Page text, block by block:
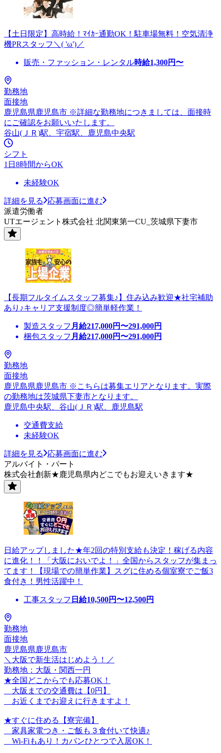
【土日限定】高時給！ﾏｲｶｰ通勤OK！駐車場無料！空気清浄
機PRスタッフ＼( 'ω')／
販売・ファッション・レンタル時給1,300円〜
勤務地
面接地
鹿児島県鹿児島市 ※詳細な勤務地につきましては、面接時
にご確認をお願いいたします。
谷山(ＪＲ)駅、宇宿駅、鹿児島中央駅
シフト
1日8時間からOK
未経験OK
詳細を見る
応募画面に進む
派遣労働者
UTエージェント株式会社 北関東第一CU_茨城県下妻市
【長期フルタイムスタッフ募集♪】住み込み歓迎★社宅補助
あり♪キャリア支援制度◎簡単軽作業！
製造スタッフ 月給217,000円〜291,000円
梱包スタッフ 月給217,000円〜291,000円
勤務地
面接地
鹿児島県鹿児島市 ※こちらは募集エリアとなります。実際
の勤務地は茨城県下妻市となります。
鹿児島中央駅、谷山(ＪＲ)駅、鹿児島駅
交通費支給
未経験OK
詳細を見る
応募画面に進む
アルバイト・パート
株式会社創新★鹿児島県内どこでもお迎えいきます★
日給アップしました★年2回の特別支給も決定！稼げる内容
に進化！！「大阪においでよ！」全国からスタッフが集まっ
てます！【現場での簡単作業】スグに住める個室寮でご飯3
食付き！男性活躍中！
工事スタッフ 日給10,500円〜12,500円
勤務地
面接地
鹿児島県鹿児島市
＼大阪で新生活はじめよう！／
勤務地：大阪・関西一円
★全国どこからでも応募OK！
大阪までの交通費は【0円】
お近くまでお迎えに行きますよ！
★すぐに住める【寮完備】
家具家電つき・ご飯も３食付いて快適♪
Wi-Fiもあり！カバンひとつで入居OK！